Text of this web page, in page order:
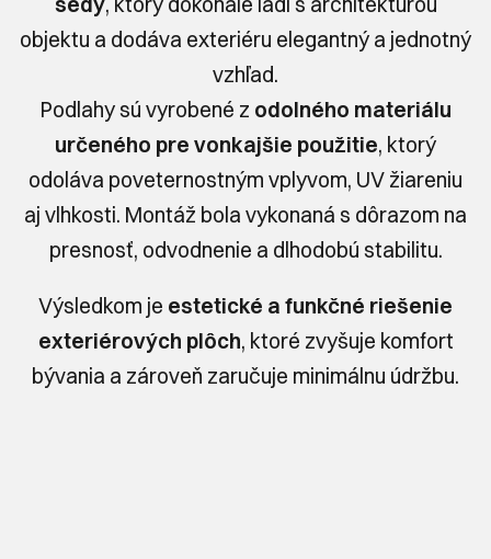
objektu a dodáva exteriéru elegantný a jednotný
vzhľad.
Podlahy sú vyrobené z odolného materiálu
určeného pre vonkajšie použitie, ktorý
odoláva poveternostným vplyvom, UV žiareniu
aj vlhkosti. Montáž bola vykonaná s dôrazom na
presnosť, odvodnenie a dlhodobú stabilitu.
Výsledkom je estetické a funkčné riešenie
exteriérových plôch, ktoré zvyšuje komfort
bývania a zároveň zaručuje minimálnu údržbu.